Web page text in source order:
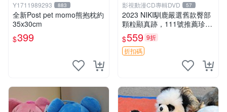
Y1711989293 883
全新Post pet momo熊抱枕約
35x30cm
$399
影視動漫CD專輯DVD 57
2023 NIKI馴鹿嚴選舊款臀部
顆粒顯真跡，111號推薦珍藏
品 馴鹿 舊款 尾巴顆粒
$559 9折
折扣碼